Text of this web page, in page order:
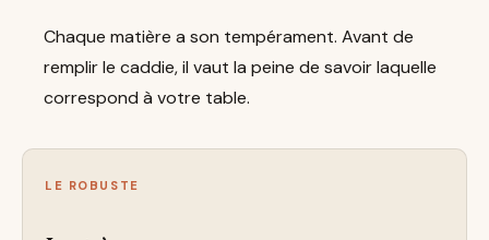
Chaque matière a son tempérament. Avant de
remplir le caddie, il vaut la peine de savoir laquelle
correspond à votre table.
LE ROBUSTE